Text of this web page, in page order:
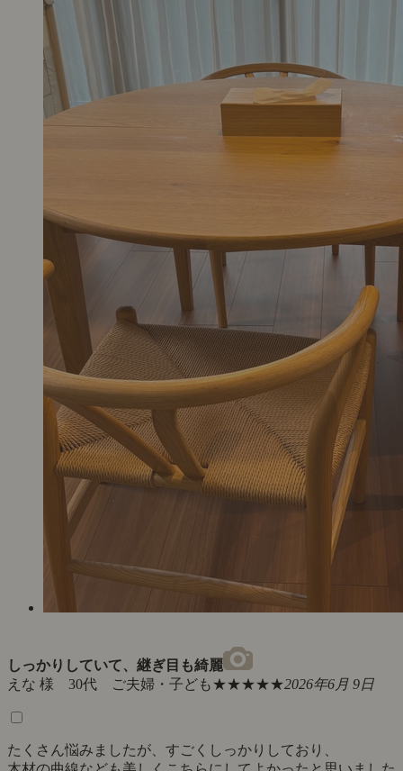
しっかりしていて、継ぎ目も綺麗
えな 様 30代 ご夫婦・子ども★★★★★2026年6月 9日
たくさん悩みましたが、すごくしっかりしており、